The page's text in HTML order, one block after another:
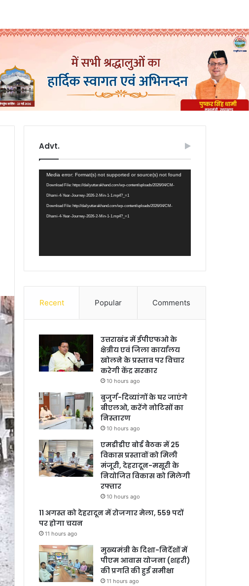
Advt.
Video
Player
Media error: Format(s) not supported or source(s) not found
Download File: https://dailyuttarakhand.com/wp-content/uploads/2026/04/CM-
Dhami-4-Year-Journey-2026-2-Min-1-1.mp4?_=1
Download File: http://dailyuttarakhand.com/wp-content/uploads/2026/04/CM-
Dhami-4-Year-Journey-2026-2-Min-1-1.mp4?_=1
Recent Popular Comments
उत्तराखंड में ईपीएफओ के
क्षेत्रीय एवं जिला कार्यालय
खोलने के प्रस्ताव पर विचार
करेगी केंद्र सरकार
10 hours ago
बुजुर्ग-दिव्यांगों के घर जाएंगे
बीएलओ, करेंगे नोटिसों का
निस्तारण
10 hours ago
एमडीडीए बोर्ड बैठक में 25
विकास प्रस्तावों को मिली
मंजूरी, देहरादून-मसूरी के
नियोजित विकास को मिलेगी
रफ्तार
10 hours ago
11 अगस्त को देहरादून में रोजगार मेला, 559 पदों
पर होगा चयन
11 hours ago
मुख्यमंत्री के दिशा-निर्देशों में
पीएम आवास योजना (शहरी)
की प्रगति की हुई समीक्षा
11 hours ago